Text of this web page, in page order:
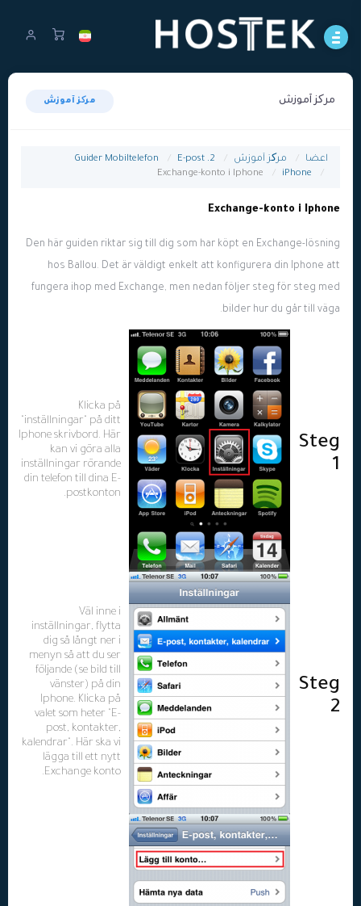
مرکز آموزش مرکز آموزش
اعضا مرکز آموزش 2. E-post
Guider Mobiltelefon
iPhone
Exchange-konto i Iphone
Den här guiden riktar sig till dig som har köpt en Exchange-lösning
hos Ballou. Det är väldigt enkelt att konfigurera din Iphone att
fungera ihop med Exchange, men nedan följer steg för steg med
bilder hur du går till väga.
Steg
1
Klicka på
"inställningar" på ditt
Iphone skrivbord. Här
kan vi göra alla
inställningar rörande
din telefon till dina E-
postkonton.
Steg
2
Väl inne i
inställningar, flytta
dig så långt ner i
menyn så att du ser
följande (se bild till
vänster) på din
Iphone. Klicka på
valet som heter "E-
post, kontakter,
kalendrar". Här ska vi
lägga till ett nytt
Exchange konto.